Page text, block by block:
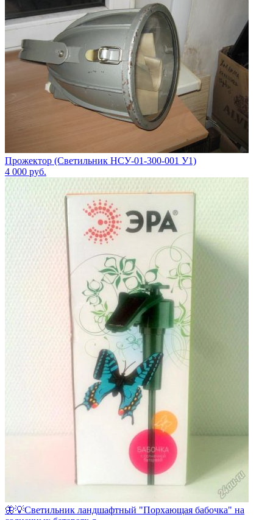
Прожектор (Светильник НСУ-01-300-001 У1)
4 000 руб.
🦋💡Светильник ландшафтный "Порхающая бабочка" на